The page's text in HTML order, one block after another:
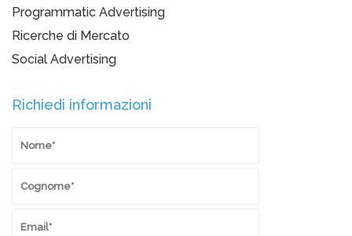
Programmatic Advertising
Ricerche di Mercato
Social Advertising
Richiedi informazioni